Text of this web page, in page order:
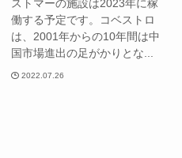
ストマーの施設は2023年に稼
働する予定です。コベストロ
は、2001年からの10年間は中
国市場進出の足がかりとな...
2022.07.26